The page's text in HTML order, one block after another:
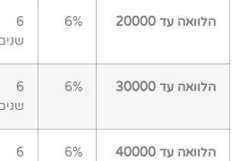
הלוואה עד 20000 6%
6
הלוואה עד 30000 6%
6
הלוואה עד 40000 6%
6